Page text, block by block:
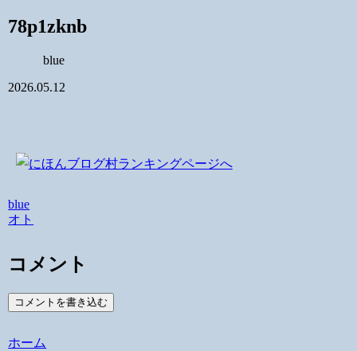
78p1zknb
blue
2026.05.12
blue
オト
コメント
コメントを書き込む
ホーム